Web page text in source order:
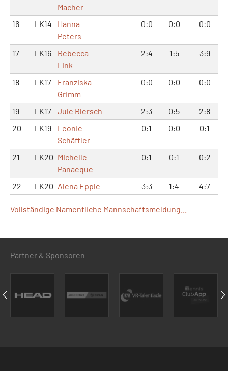
Macher
16 LK14
Hanna
Peters
0:0 0:0 0:0
17 LK16
Rebecca
Link
2:4 1:5 3:9
18 LK17
Franziska
Grimm
0:0 0:0 0:0
19 LK17 Jule Blersch 2:3 0:5
2:8
20
LK19
Leonie
Schäffler
0:1 0:0 0:1
21 LK20 Michelle
Panaeque
0:1 0:1 0:2
22 LK20 Alena Epple 3:3 1:4 4:7
Vollständige Namentliche Mannschaftsmeldung...
Partner & Sponsoren